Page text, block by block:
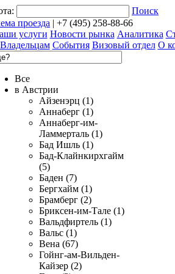
Поиск
проезда | +7 (495) 258-88-66
услуги Новости рынка Аналитика
Владельцам События Визовый отдел О
Все
в Австрии
Айзенэрц (1)
Аннаберг (1)
Аннаберг-им-
Ламмерталь (1)
Бад Ишль (1)
Бад-Клайнкирхгайм
(5)
Баден (7)
Бергхайм (1)
Брамберг (2)
Бриксен-им-Тале (1)
Вальдфиртель (1)
Вальс (1)
Вена (67)
Гойнг-ам-Вильден-
Кайзер (2)